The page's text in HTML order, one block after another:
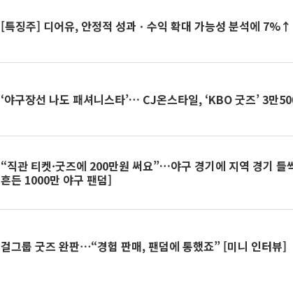
[특징주] 디어유, 안정적 성과ㆍ수익 확대 가능성 분석에 7%↑
‘야구장선 나도 패셔니스타’… CJ온스타일, ‘KBO 굿즈’ 3만
“직관 티켓·굿즈에 200만원 써요”…야구 경기에 지역 경기 들
흔든 1000만 야구 팬덤]
걸그룹 굿즈 완판⋯“경험 판매, 팬덤에 통했죠” [미니 인터뷰]